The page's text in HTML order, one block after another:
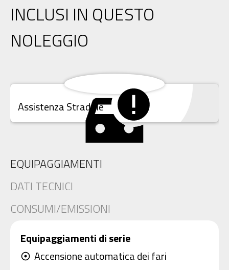
INCLUSI IN QUESTO
NOLEGGIO
Assistenza Stradale
EQUIPAGGIAMENTI
DATI TECNICI
CONSUMI/EMISSIONI
Equipaggiamenti di serie
adjust Accensione automatica dei fari